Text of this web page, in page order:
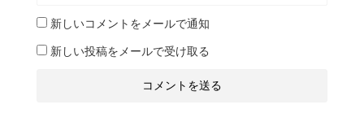
新しいコメントをメールで通知
新しい投稿をメールで受け取る